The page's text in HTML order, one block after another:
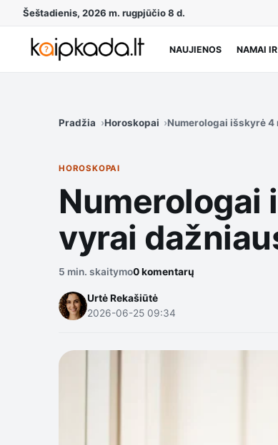
Šeštadienis, 2026 m. rugpjūčio 8 d.
NAUJIENOS NAMAI
Pradžia Horoskopai Numerologai išskyrė
HOROSKOPAI
Numerologai
vyrai
5 min. skaitymo0 komentarų
Urtė Rekašiūtė
2026-06-25 09:34